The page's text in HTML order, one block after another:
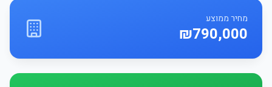
מחיר ממוצע
₪790,000